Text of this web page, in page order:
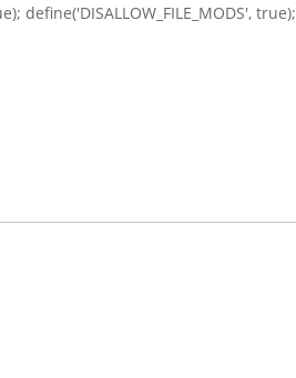
define('DISALLOW_FILE_MODS', true);